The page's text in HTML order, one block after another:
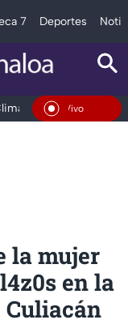
7 Deportes
Deportes
En Vivo
la mujer
en la
Culiacán